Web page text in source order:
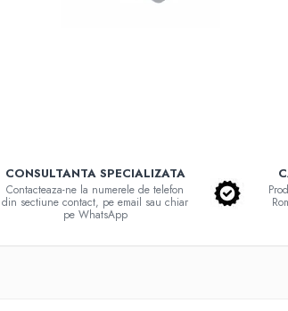
CONSULTANTA SPECIALIZATA
Contacteaza-ne la numerele de telefon
din sectiune contact, pe email sau chiar
pe WhatsApp